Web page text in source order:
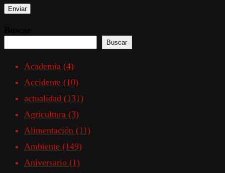
Buscar
Academia (4)
Accidente (10)
actualidad (131)
Agricultura (3)
Alimentación (11)
Ambiente (149)
Aniversario (1)